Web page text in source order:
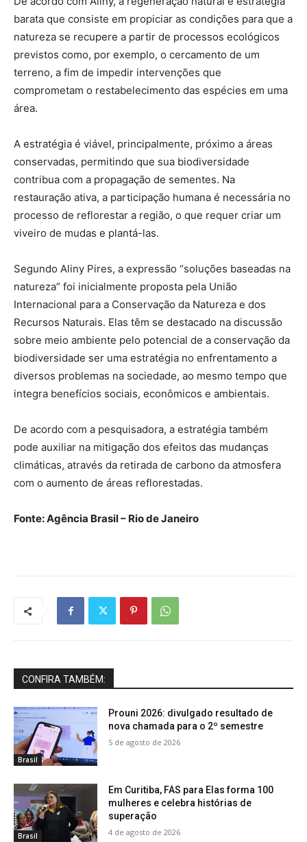
barata que consiste em propiciar as condições para que a
natureza se recupere a partir de processos ecológicos
previstos como, por exemplo, o cercamento de um
terreno, a fim de impedir intervenções que
comprometam o restabelecimento das espécies em uma
área.
A estratégia é viável, principalmente, próximo a áreas
conservadas, permitindo que sua biodiversidade
contribua com a propagação de sementes. Na
restauração ativa, a participação humana é necessária no
processo de reflorestar a região, o que requer criar um
viveiro de mudas e plantá-las.
Segundo Aliny Pires, a expressão “soluções baseadas na
natureza” foi inicialmente proposta pela União
Internacional para a Conservação da Natureza e dos
Recursos Naturais. Elas têm se destacado na discussão
sobre meio ambiente pelo potencial de a conservação da
biodiversidade ser uma estratégia no enfrentamento a
diversos problemas na sociedade, ao mesmo tempo que
integra benefícios sociais, econômicos e ambientais.
De acordo com a pesquisadora, a estratégia também
pode auxiliar na mitigação dos efeitos das mudanças
climáticas, através da retirada de carbono da atmosfera
com o aumento de áreas reflorestadas.
Fonte: Agência Brasil – Rio de Janeiro
CONFIRA TAMBÉM:
Brasil
Prouni 2026: divulgado resultado de
nova chamada para o 2º semestre
5 de agosto de 2026
Brasil
Em Curitiba, FAS para Elas forma 100
mulheres e celebra histórias de
superação
4 de agosto de 2026